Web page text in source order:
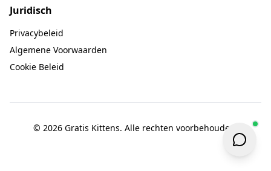
Juridisch
Privacybeleid
Algemene Voorwaarden
Cookie Beleid
© 2026 Gratis Kittens. Alle rechten voorbehouden.